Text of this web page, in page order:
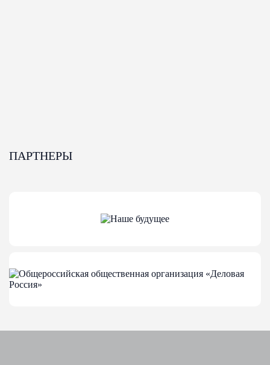
ПАРТНЕРЫ